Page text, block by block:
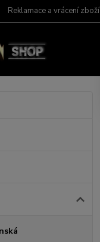
Reklamace a vrácení zboží